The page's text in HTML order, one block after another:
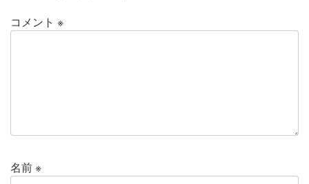
コメント ※
名前※